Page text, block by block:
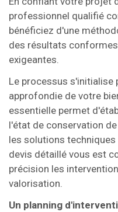
professionnel qualifié
bénéficiez d'une
des résultats
exigeantes.
Le processus s'initialise
approfondie de votre
essentielle permet
l'état de conservation
les solutions techniques
devis détaillé vous est
précision les
valorisation.
Un planning